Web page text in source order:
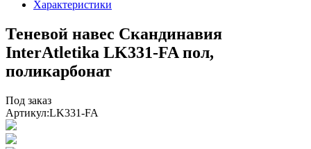
Характеристики
Теневой навес Скандинавия
InterAtletika LK331-FA пол,
поликарбонат
Под заказ
Артикул:LK331-FA